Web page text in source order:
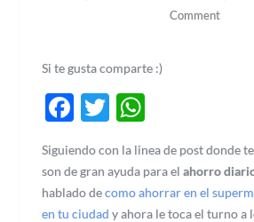
Comment
Si te gusta comparte :)
Facebook
Twitter
Siguiendo con la linea de post donde
son de gran ayuda para elahorro
hablado decomo ahorrar en el
en tu ciudad y ahora le toca el turno a